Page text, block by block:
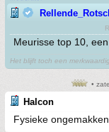
Meurisse top 10,
Het blijft toch een
•
Halcon
Fysieke